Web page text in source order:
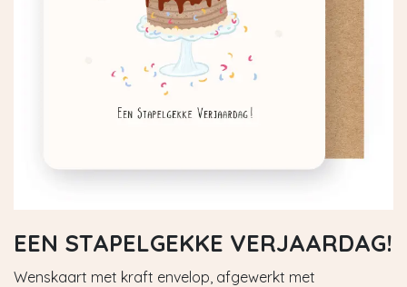
EEN STAPELGEKKE VERJAARDAG!
Wenskaart met kraft envelop, afgewerkt met